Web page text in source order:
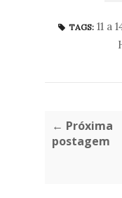
TAGS: 11 a
← Próxima
postagem